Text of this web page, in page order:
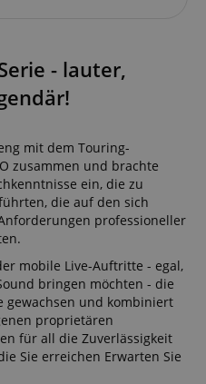
- lauter,
mit dem Touring-
zusammen und brachte
ein, die zu
die auf den sich
professioneller
mobile Live-Auftritte - egal,
bringen möchten - die
gewachsen und kombiniert
proprietären
für all die Zuverlässigkeit
Sie erreichen Erwarten Sie